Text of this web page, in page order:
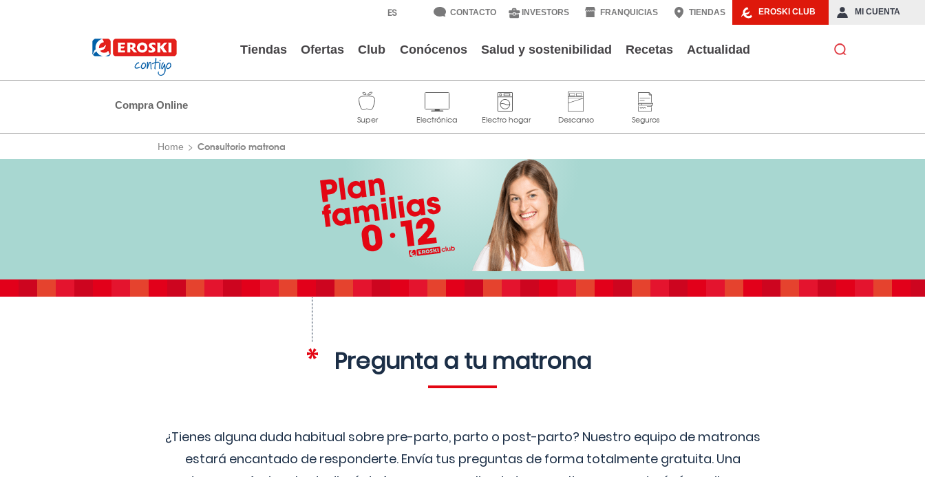
EROSKI CLUB MI CUENTA
CONTACTO INVESTORS FRANQUICIAS TIENDAS
Tiendas Ofertas Club Conócenos Salud y sostenibilidad Recetas Actualidad
Compra Online
Home Consultorio matrona
Pregunta a tu matrona
¿Tienes alguna duda habitual sobre pre-parto, parto o post-parto? Nuestro equipo de matronas
estará encantado de responderte. Envía tus preguntas de forma totalmente gratuita. Una